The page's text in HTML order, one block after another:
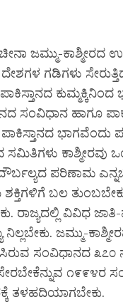
ಜಮ್ಮು-ಕಾಶ್ಮೀರದ
ದೇಶಗಳ ಗಡಿಗಳು
ಕುಮ್ಮಕ್ಕಿನಿಂದ
ಸಂವಿಧಾನ ಹಾಗೂ
ಸಮಿತಿಗಳು ಕಾಶ್ಮೀರವು
ಪರಿಣಾಮ
ಬಲ
ರಾಜ್ಯದಲ್ಲಿ ವಿವಿಧ
ಜಮ್ಮು-
ಸಂವಿಧಾನದ ೩೭೦
ತಳಹದಿಯಾಗಬೇಕು.